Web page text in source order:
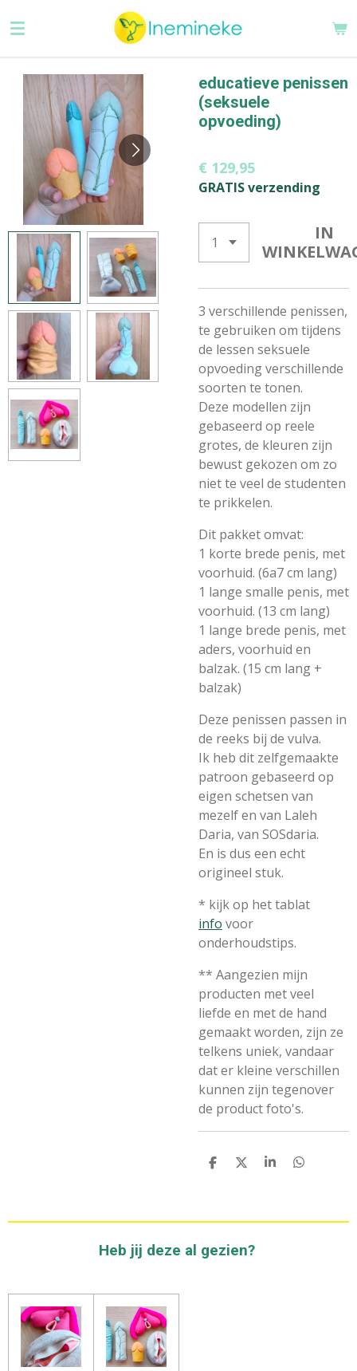
direct
hoofdinhoud
educatieve penissen
(seksuele
opvoeding)
€ 129,95
GRATIS verzending
IN
3 verschillende penissen,
te gebruiken om tijdens
de lessen seksuele
opvoeding verschillende
soorten te tonen.
Deze modellen zijn
gebaseerd op reele
grotes, de kleuren zijn
bewust gekozen om zo
niet te veel de studenten
te prikkelen.
Dit pakket omvat:
1 korte brede penis, met
voorhuid. (6a7 cm lang)
1 lange smalle penis, met
voorhuid. (13 cm lang)
1 lange brede penis, met
aders, voorhuid en
balzak. (15 cm lang +
balzak)
Deze penissen passen in
de reeks bij de vulva.
Ik heb dit zelfgemaakte
patroon gebaseerd op
eigen schetsen van
mezelf en van Laleh
Daria, van SOSdaria.
En is dus een echt
origineel stuk.
* kijk op het tablat
info voor
onderhoudstips.
** Aangezien mijn
producten met veel
liefde en met de hand
gemaakt worden, zijn ze
telkens uniek, vandaar
dat er kleine verschillen
kunnen zijn tegenover
de product foto's.
D
N
D
S
E
D
N
Heb jij deze al gezien?